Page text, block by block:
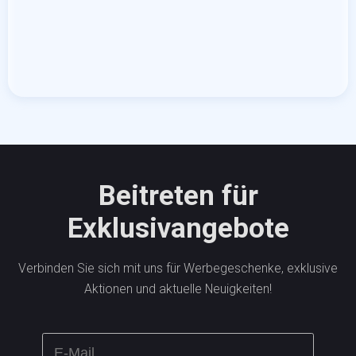
Beitreten für
Exklusivangebote
Verbinden Sie sich mit uns für Werbegeschenke, exklusive
Aktionen und aktuelle Neuigkeiten!